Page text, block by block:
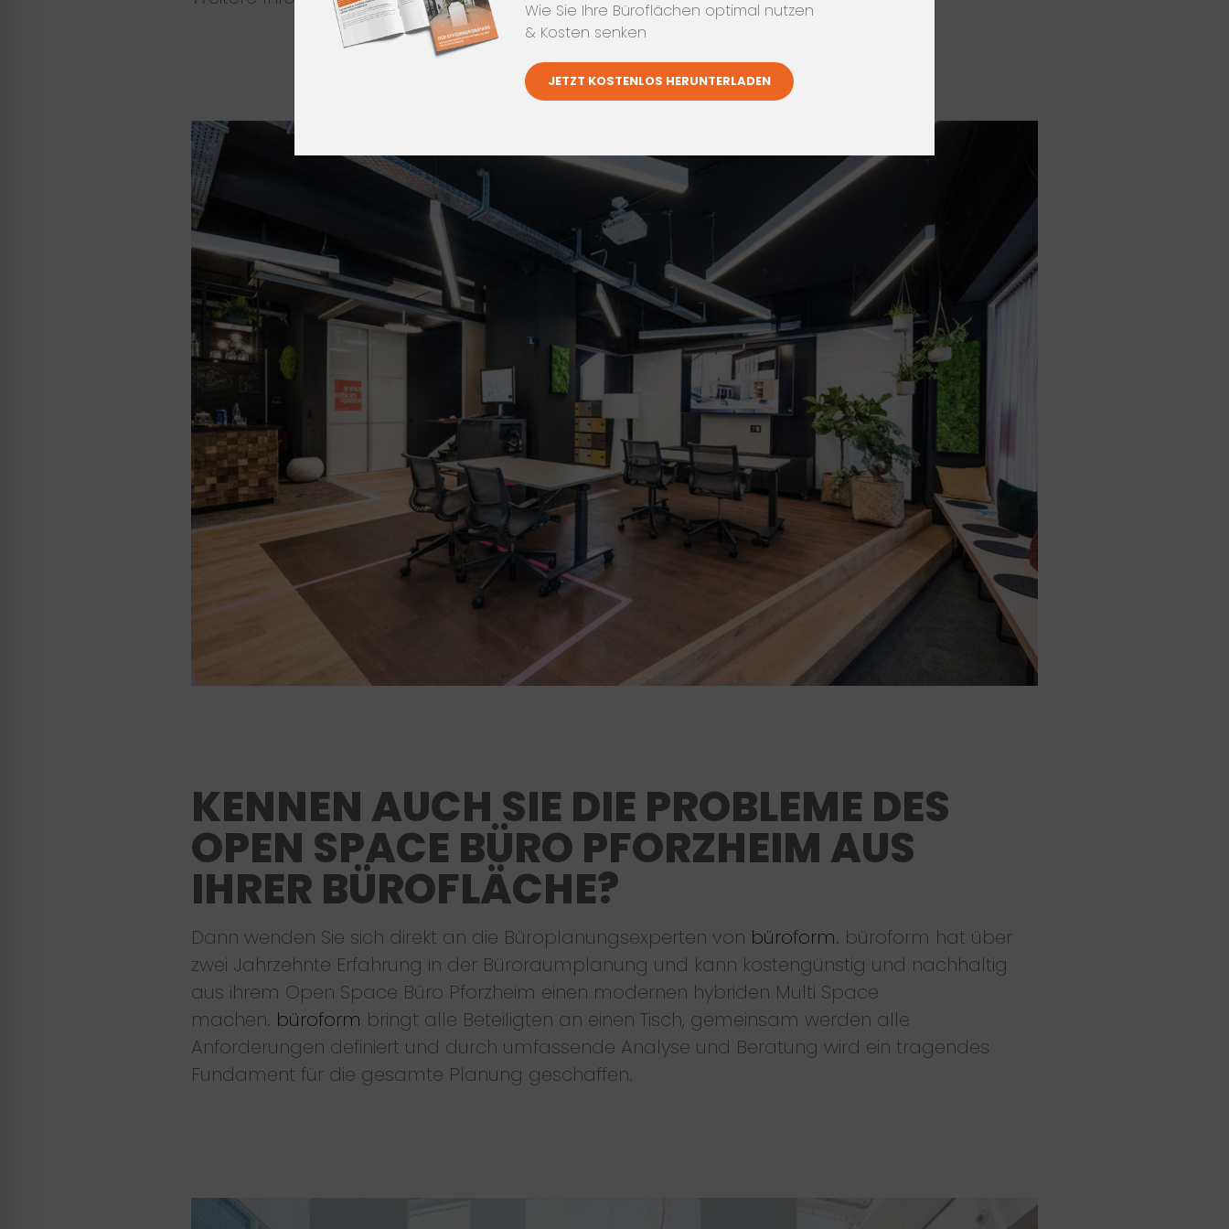
KENNEN AUCH SIE DIE PROBLEME DES
OPEN SPACE BÜRO PFORZHEIM AUS
IHRER BÜROFLÄCHE?
Dann wenden Sie sich direkt an die Büroplanungsexperten von büroform. büroform hat über
zwei Jahrzehnte Erfahrung in der Büroraumplanung und kann kostengünstig und nachhaltig
aus ihrem Open Space Büro Pforzheim einen modernen hybriden Multi Space
machen. büroform bringt alle Beteiligten an einen Tisch, gemeinsam werden alle
Anforderungen definiert und durch umfassende Analyse und Beratung wird ein tragendes
Fundament für die gesamte Planung geschaffen.
Wie Sie Ihre Büroflächen optimal nutzen
& Kosten senken
JETZT KOSTENLOS HERUNTERLADEN